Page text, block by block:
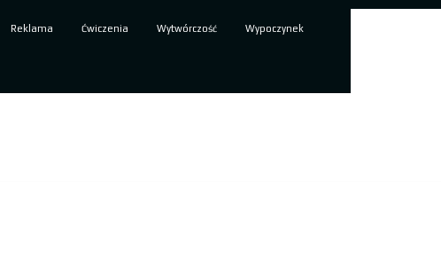
Reklama Ćwiczenia Wytwórczość Wypoczynek